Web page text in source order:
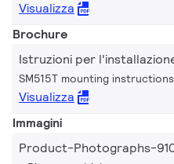
Visualizza
Brochure
Istruzioni per
SM515T mounting instructions
Visualizza
Immagini
Product-Photographs-